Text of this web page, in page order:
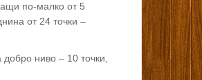
по-малко от 5
от 24 точки –
ниво – 10 точки,